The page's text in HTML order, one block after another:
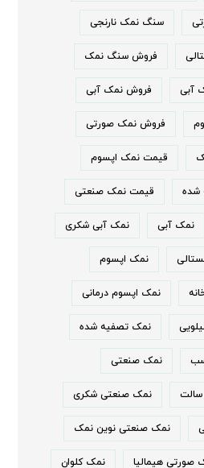
سنگ نمک نارنجی
فروش سنگ نمک
آبی فروش نمک آبی
فروش نمک صورتی
قیمت نمک اپسوم
شده قیمت نمک صنعتی
نمک آبی نمک آبی شکری
نمک اپسوم
نمک اپسوم درمانی
نمک تصفیه شده
نمک صنعتی
نمک صنعتی شکری
نمک صنعتی نوین نمک
صورتی هیمالیا نمک کلوان